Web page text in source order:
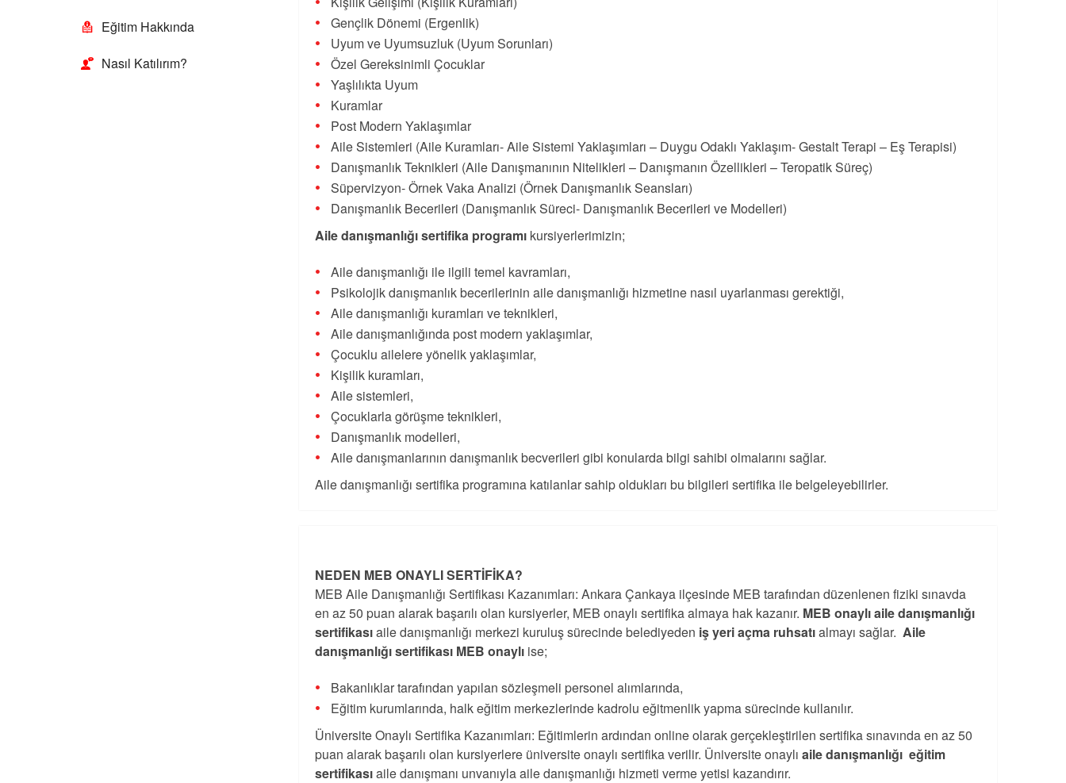
Eğitim Hakkında
Nasıl Katılırım?
Gençlik Dönemi (Ergenlik)
Uyum ve Uyumsuzluk (Uyum Sorunları)
Özel Gereksinimli Çocuklar
Yaşlılıkta Uyum
Kuramlar
Post Modern Yaklaşımlar
Aile Sistemleri (Aile Kuramları- Aile Sistemi Yaklaşımları – Duygu Odaklı Yaklaşım- Gestalt Terapi – Eş Terapisi)
Danışmanlık Teknikleri (Aile Danışmanının Nitelikleri – Danışmanın Özellikleri – Teropatik Süreç)
Süpervizyon- Örnek Vaka Analizi (Örnek Danışmanlık Seansları)
Danışmanlık Becerileri (Danışmanlık Süreci- Danışmanlık Becerileri ve Modelleri)
Aile danışmanlığı sertifika programı kursiyerlerimizin;
Aile danışmanlığı ile ilgili temel kavramları,
Psikolojik danışmanlık becerilerinin aile danışmanlığı hizmetine nasıl uyarlanması gerektiği,
Aile danışmanlığı kuramları ve teknikleri,
Aile danışmanlığında post modern yaklaşımlar,
Çocuklu ailelere yönelik yaklaşımlar,
Kişilik kuramları,
Aile sistemleri,
Çocuklarla görüşme teknikleri,
Danışmanlık modelleri,
Aile danışmanlarının danışmanlık becverileri gibi konularda bilgi sahibi olmalarını sağlar.
Aile danışmanlığı sertifika programına katılanlar sahip oldukları bu bilgileri sertifika ile belgeleyebilirler.
NEDEN MEB ONAYLI SERTİFİKA?
MEB Aile Danışmanlığı Sertifikası Kazanımları: Ankara Çankaya ilçesinde MEB tarafından düzenlenen fiziki sınavda
en az 50 puan alarak başarılı olan kursiyerler, MEB onaylı sertifika almaya hak kazanır. MEB onaylı aile danışmanlığı
sertifikasıaile danışmanlığı merkezi kuruluş sürecinde belediyeden iş yeri açma ruhsatıalmayı sağlar. Aile
danışmanlığı sertifikası MEB onaylı ise;
Bakanlıklar tarafından yapılan sözleşmeli personel alımlarında,
Eğitim kurumlarında, halk eğitim merkezlerinde kadrolu eğitmenlik yapma sürecinde kullanılır.
Üniversite Onaylı Sertifika Kazanımları: Eğitimlerin ardından online olarak gerçekleştirilen sertifika sınavında en az 50
puan alarak başarılı olan kursiyerlere üniversite onaylı sertifika verilir. Üniversite onaylı aile danışmanlığı eğitim
sertifikasıaile danışmanı unvanıyla aile danışmanlığı hizmeti verme yetisi kazandırır.